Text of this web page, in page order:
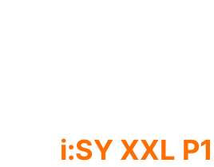
i:SY XXL